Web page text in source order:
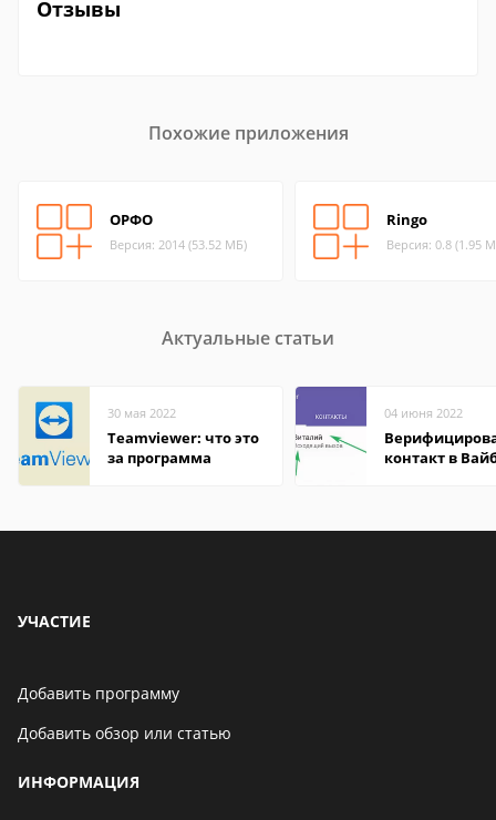
Отзывы
Похожие приложения
ОРФО
Версия: 2014 (53.52 МБ)
Ringo
Версия: 0.8 (1.95
Актуальные статьи
30 мая 2022
Teamviewer: что это
за программа
04 июня 2022
контакт в
УЧАСТИЕ
Добавить программу
Добавить обзор или статью
ИНФОРМАЦИЯ